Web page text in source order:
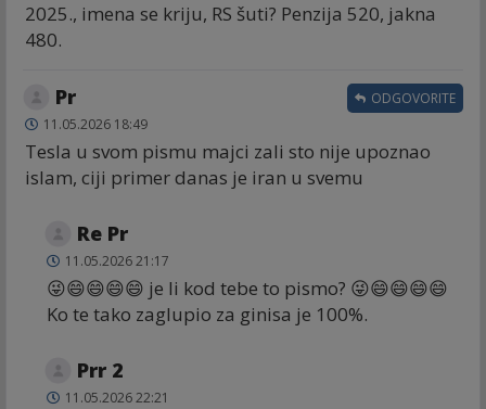
2025., imena se kriju, RS šuti? Penzija 520, jakna
480.
Pr
11.05.2026 18:49
Tesla u svom pismu majci zali sto nije upoznao
islam, ciji primer danas je iran u svemu
ODGOVORITE
Re Pr
11.05.2026 21:17
😜😄😄😄😄 je li kod tebe to pismo? 😜😄😄😄😄
Ko te tako zaglupio za ginisa je 100%.
Prr 2
11.05.2026 22:21